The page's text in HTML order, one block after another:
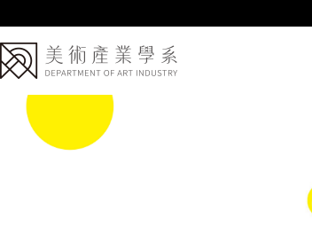
到
主
要